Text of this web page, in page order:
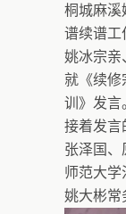
桐城麻溪
谱续谱工
姚冰宗亲
就《续修
训》发言
接着发言
张泽国
师范大学
姚大彬常